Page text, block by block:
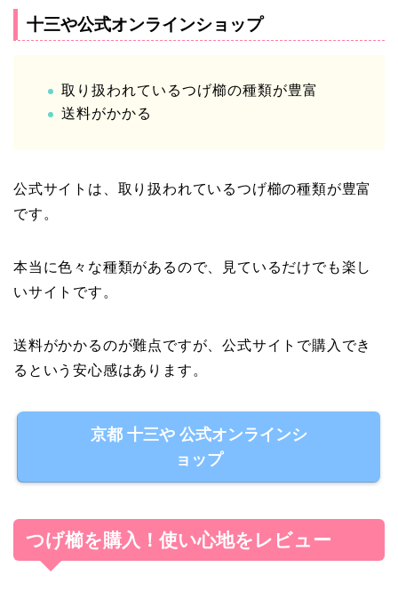
十三や公式オンラインショップ
取り扱われているつげ櫛の種類が豊富
送料がかかる
公式サイトは、取り扱われているつげ櫛の種類が豊富
です。
本当に色々な種類があるので、見ているだけでも楽し
いサイトです。
送料がかかるのが難点ですが、公式サイトで購入でき
るという安心感はあります。
京都 十三や 公式オンラインシ
ョップ
つげ櫛を購入！使い心地をレビュー